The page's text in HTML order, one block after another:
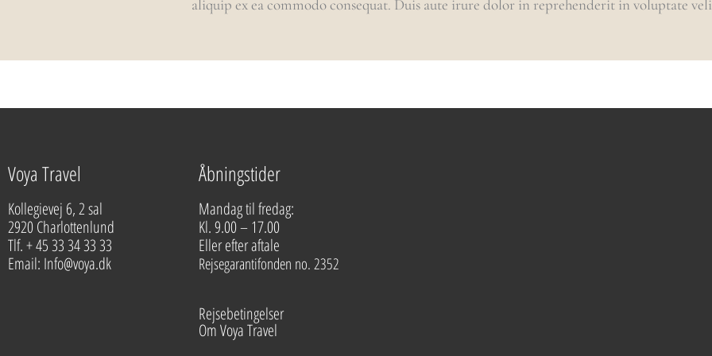
aliquip ex ea commodo consequat. Duis aute irure dolor in reprehenderit in voluptate
Voya Travel
Kollegievej 6, 2 sal
2920 Charlottenlund
Tlf. + 45 33 34 33 33
Email: Info@voya.dk
Åbningstider
Mandag til fredag:
Kl. 9.00 – 17.00
Eller efter aftale
Rejsegarantifonden no. 2352
Rejsebetingelser
Om Voya Travel